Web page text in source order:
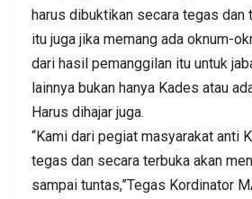
harus dibuktikan secara tegas dan
itu juga jika memang ada oknum-
dari hasil pemanggilan itu untuk
lainnya bukan hanya Kades atau
Harus dihajar juga.
“Kami dari pegiat masyarakat anti
tegas dan secara terbuka akan
sampai tuntas,”Tegas Kordinator